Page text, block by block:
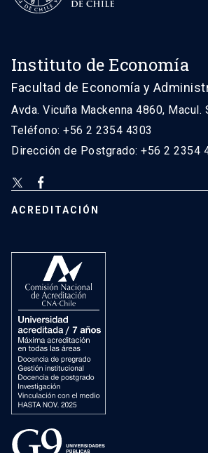
Instituto de Economía
Facultad de Economía y
Avda. Vicuña Mackenna 4860, Macul.
Teléfono: +56 2 2354 4303
Dirección de Postgrado: +56 2 2354
ACREDITACIÓN